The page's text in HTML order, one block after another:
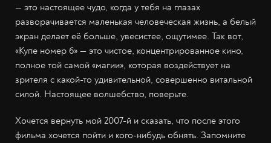
— это настоящее чудо, когда у тебя на глазах
разворачивается маленькая человеческая жизнь, а белый
экран делает её больше, увесистее, ощутимее. Так вот,
«Купе номер 6» — это чистое, концентрированное кино,
полное той самой «магии», которая воздействует на
зрителя с какой-то удивительной, совершенно витальной
силой. Настоящее волшебство, поверьте.
Хочется вернуть мой 2007-й и сказать, что после этого
фильма хочется пойти и кого-нибудь обнять. Запомните